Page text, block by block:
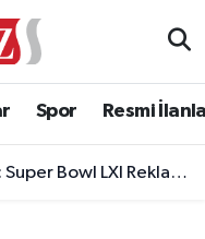
Spor Resmi
LXI Reklam Rekortmeni Oldu!